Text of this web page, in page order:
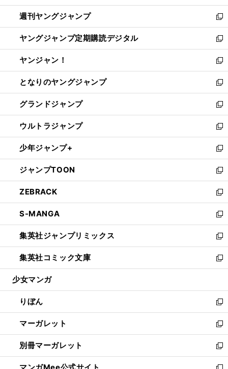
開
く
ウ
で
開
く
ン
ド
ウ
で
開
く
ウ
ィ
ン
ド
ウ
で
開
く
週刊ヤングジャンプ
新
し
い
ウ
ィ
ン
ド
ウ
で
開
く
ヤングジャンプ定期購読デジタル
新
し
い
ウ
ィ
ン
ド
ウ
で
開
く
ヤンジャン！
新
し
い
ウ
ィ
ン
ド
ウ
で
開
く
となりのヤングジャンプ
新
し
い
ウ
ィ
ン
ド
ウ
で
開
く
グランドジャンプ
新
し
い
ウ
ィ
ン
ド
ウ
で
開
く
ウルトラジャンプ
新
し
い
ウ
ィ
ン
ド
ウ
で
開
く
少年ジャンプ+
新
し
い
ウ
ィ
ン
ド
ウ
で
開
く
ジャンプTOON
新
し
い
ウ
ィ
ン
ド
ウ
で
開
ZEBRACK
新
し
い
ウ
ィ
ン
ド
ウ
開
く
S-MANGA
新
し
い
ウ
ィ
ン
ウ
で
開
く
集英社ジャンプリミックス
新
し
い
ウ
ン
ド
ウ
で
開
く
集英社コミック文庫
新
し
ウ
ィ
ン
ド
ウ
で
開
く
少女マンガ
りぼん
新
し
い
ウ
ィ
ン
マーガレット
新
し
い
ウ
別冊マーガレット
新
し